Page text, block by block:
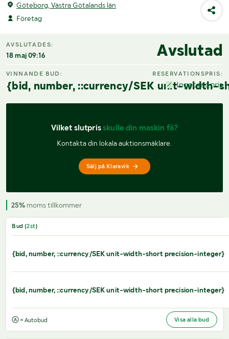
Göteborg, Västra Götalands län
Företag
AVSLUTADES:
18 maj 09:16 Avslutad
VINNANDE BUD:
{bid, number, ::currency/SEK unit-width-
RESERVATIONSPRIS:
Inget res.pris
Vilket slutpris skulle din maskin få?
Kontakta din lokala auktionsmäklare.
Sälj på Klaravik
25% moms tillkommer
Bud (2st)
{bid, number, ::currency/SEK unit-width-short precision-integer}
{bid, number, ::currency/SEK unit-width-short precision-integer}
= Autobud Visa alla bud